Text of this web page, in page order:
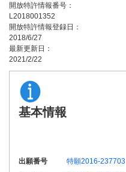
開放特許情報番号：
L2018001352
開放特許情報登録日：
2018/6/27
最新更新日：
2021/2/22
基本情報
出願番号
特願2016-237703